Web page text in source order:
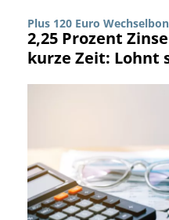
Plus 120 Euro
2,25 Prozent
kurze Zeit: Lohnt